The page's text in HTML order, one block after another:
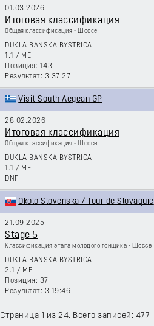
01.03.2026
Итоговая классификация
Общая классификация - Шоссе
DUKLA BANSKA BYSTRICA
1.1 / ME
143
3:37:27
Visit South Aegean GP
28.02.2026
Итоговая классификация
Общая классификация - Шоссе
DUKLA BANSKA BYSTRICA
1.1 / ME
DNF
Okolo Slovenska / Tour de Slovaquie
21.09.2025
Stage 5
Классификация этапа молодого гонщика - Шоссе
DUKLA BANSKA BYSTRICA
2.1 / ME
37
3:19:46
Страница 1 из 24. Всего записей: 477